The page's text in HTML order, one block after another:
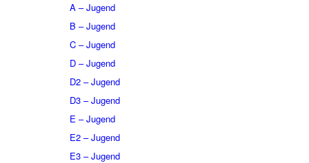
A – Jugend
B – Jugend
C – Jugend
D – Jugend
D2 – Jugend
D3 – Jugend
E – Jugend
E2 – Jugend
E3 – Jugend